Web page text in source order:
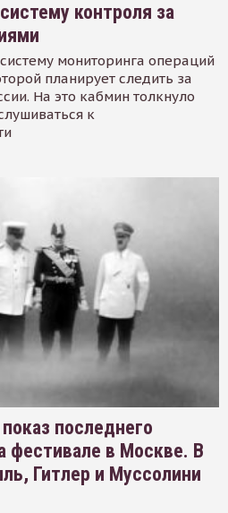
контроля за
мониторинга операций
планирует следить за
На это кабмин толкнуло
к
последнего
фестивале в Москве. В
Гитлер и Муссолини